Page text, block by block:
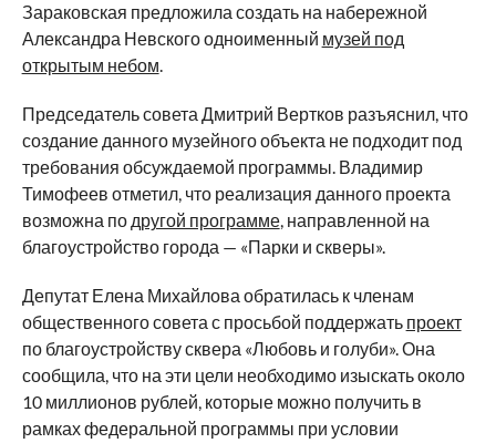
Зараковская предложила создать на набережной
Александра Невского одноименный музей под
открытым небом.
Председатель совета Дмитрий Вертков разъяснил, что
создание данного музейного объекта не подходит под
требования обсуждаемой программы. Владимир
Тимофеев отметил, что реализация данного проекта
возможна по другой программе, направленной на
благоустройство города — «Парки и скверы».
Депутат Елена Михайлова обратилась к членам
общественного совета с просьбой поддержать проект
по благоустройству сквера «Любовь и голуби». Она
сообщила, что на эти цели необходимо изыскать около
10 миллионов рублей, которые можно получить в
рамках федеральной программы при условии